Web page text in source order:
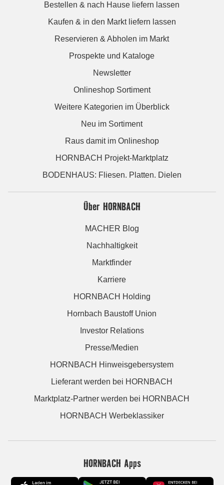
Bestellen & nach Hause liefern lassen
Kaufen & in den Markt liefern lassen
Reservieren & Abholen im Markt
Prospekte und Kataloge
Newsletter
Onlineshop Sortiment
Weitere Kategorien im Überblick
Neu im Sortiment
Raus damit im Onlineshop
HORNBACH Projekt-Marktplatz
BODENHAUS: Fliesen. Platten. Dielen
Über HORNBACH
MACHER Blog
Nachhaltigkeit
Marktfinder
Karriere
HORNBACH Holding
Hornbach Baustoff Union
Investor Relations
Presse/Medien
HORNBACH Hinweisgebersystem
Lieferant werden bei HORNBACH
Marktplatz-Partner werden bei HORNBACH
HORNBACH Werbeklassiker
HORNBACH Apps